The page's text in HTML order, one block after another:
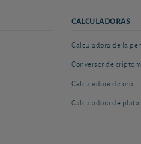
CALCULADORAS
Calculadora de la
Conversor de
Calculadora de oro
Calculadora de plata